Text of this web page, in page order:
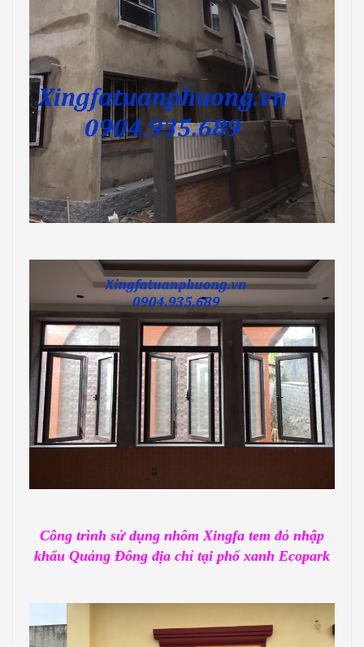
Công trình sử dụng nhôm Xingfa tem đỏ nhập
khẩu Quảng Đông địa chỉ tại phố xanh Ecopark